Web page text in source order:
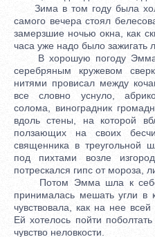
Зима в том году была
самого вечера стоял
замерзшие ночью окна, как
часа уже надо было зажигать
В хорошую погоду Эмма
серебряным кружевом
нитями провисал между
все словно уснуло,
солома, виноградник
вдоль стены, на которой
ползающих на своих
священника в треугольной
под пихтами возле
потрескался гипс от мороза,
Потом Эмма шла к себе в
принималась мешать угли в
чувствовала, как на нее всей
Ей хотелось пойти
чувство неловкости.